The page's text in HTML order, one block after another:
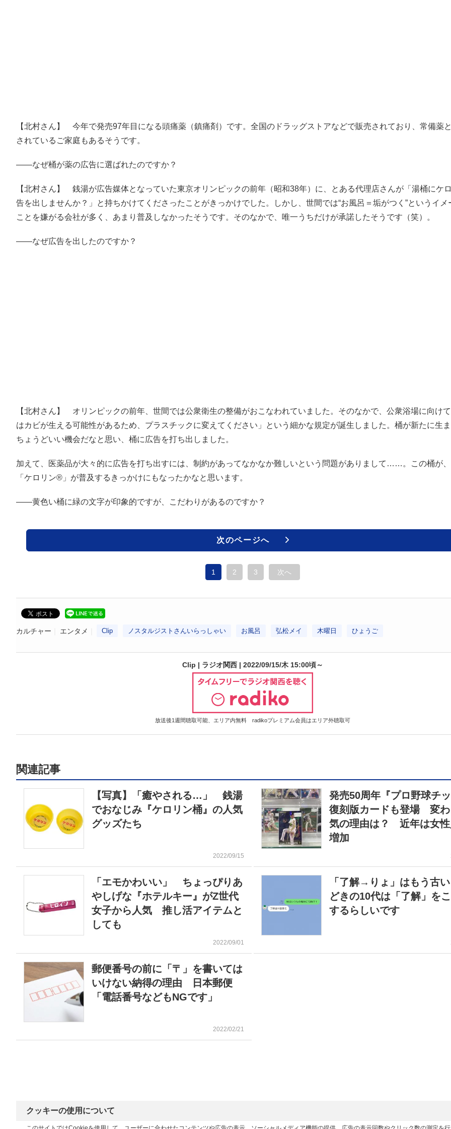
【北村さん】 今年で発売97年目になる頭痛薬（鎮痛剤）です。全国のドラッグストアなどで販売されており、常備薬
されているご家庭もあるそうです。
――なぜ桶が薬の広告に選ばれたのですか？
【北村さん】 銭湯が広告媒体となっていた東京オリンピックの前年（昭和38年）に、とある代理店さんが「湯桶にケ
告を出しませんか？」と持ちかけてくださったことがきっかけでした。しかし、世間では“お風呂＝垢がつく”というイメ
ことを嫌がる会社が多く、あまり普及しなかったそうです。そのなかで、唯一うちだけが承諾したそうです（笑）。
――なぜ広告を出したのですか？
【北村さん】 オリンピックの前年、世間では公衆衛生の整備がおこなわれていました。そのなかで、公衆浴場に向け
はカビが生える可能性があるため、プラスチックに変えてください」という細かな規定が誕生しました。桶が新たに生
ちょうどいい機会だなと思い、桶に広告を打ち出しました。
加えて、医薬品が大々的に広告を打ち出すには、制約があってなかなか難しいという問題がありまして……。この桶が
「ケロリン®」が普及するきっかけにもなったかなと思います。
――黄色い桶に緑の文字が印象的ですが、こだわりがあるのですか？
次のページへ
1 2 3 次へ
カルチャー エンタメ Clip ノスタルジストさんいらっしゃい お風呂 弘松メイ 木曜日 ひょうご
Clip | ラジオ関西 | 2022/09/15/木 15:00頃～
放送後1週間聴取可能、エリア内無料 radikoプレミアム会員はエリア外聴取可
関連記事
【写真】「癒やされる…」 銭湯
でおなじみ『ケロリン桶』の人気
グッズたち
2022/09/15
発売50周年『プロ野球チ
復刻版カードも登場 変わ
気の理由は？ 近年は女性
増加
「エモかわいい」 ちょっぴりあ
やしげな『ホテルキー』がZ世代
女子から人気 推し活アイテムと
しても
2022/09/01
「了解→りょ」はもう古
どきの10代は「了解」を
するらしいです
郵便番号の前に「〒」を書いては
いけない納得の理由 日本郵便
「電話番号などもNGです」
2022/02/21
クッキーの使用について